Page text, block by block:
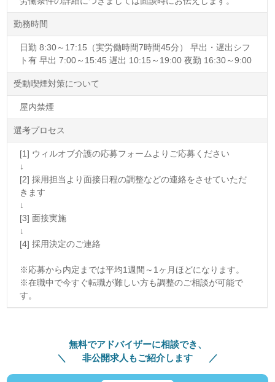
勤務時間
日勤 8:30～17:15（実労働時間7時間45分） 早出・遅出シフ
ト有 早出 7:00～15:45 遅出 10:15～19:00 夜勤 16:30～9:00
受動喫煙対策について
屋内禁煙
選考プロセス
[1] ウィルオブ介護の応募フォームよりご応募ください
↓
[2] 採用担当より面接日程の調整などの連絡をさせていただ
きます
↓
[3] 面接実施
↓
[4] 採用決定のご連絡
※応募から内定までは平均1週間～1ヶ月ほどになります。
※在職中で今すぐ転職が難しい方も調整のご相談が可能で
す。
無料でアドバイザーに相談でき、
非公開求人もご紹介します